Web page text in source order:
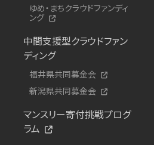
ゆめ・まちクラウドファンディ
ング
中間支援型クラウドファン
ディング
福井県共同募金会
新潟県共同募金会
マンスリー寄付挑戦プログ
ラム